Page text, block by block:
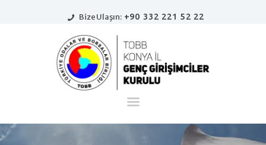
Bize Ulaşın: +90 332 221 52 22
Ana Sayfa
Haberler